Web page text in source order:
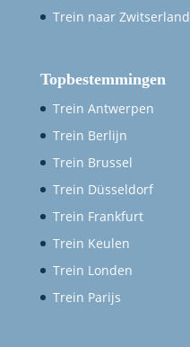
Trein naar Zwitserland
Topbestemmingen
Trein Antwerpen
Trein Berlijn
Trein Brussel
Trein Düsseldorf
Trein Frankfurt
Trein Keulen
Trein Londen
Trein Parijs